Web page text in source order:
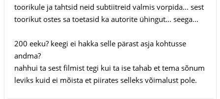
toorikule ja tahtsid neid subtiitreid valmis vorpida... sest
toorikut ostes sa toetasid ka autorite ühingut... seega...
200 eeku? keegi ei hakka selle pärast asja kohtusse
andma?
nahhui ta sest filmist tegi kui ta ise tahab et tema sõnum
leviks kuid ei mõista et piirates selleks võimalust pole.